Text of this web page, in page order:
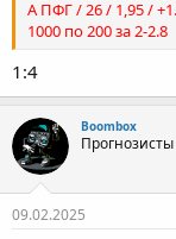
А ПФГ / 26 / 1,95 /
1000 по 200 за 2-2.8
1:4
Boombox
Прогнозисты
09.02.2025